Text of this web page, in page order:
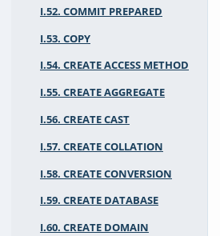
I.52. COMMIT PREPARED
I.53. COPY
I.54. CREATE ACCESS METHOD
I.55. CREATE AGGREGATE
I.56. CREATE CAST
I.57. CREATE COLLATION
I.58. CREATE CONVERSION
I.59. CREATE DATABASE
I.60. CREATE DOMAIN